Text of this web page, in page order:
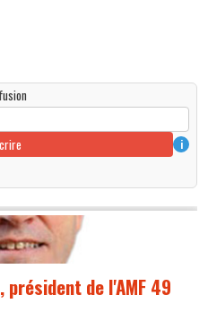
i
président de l'AMF 49